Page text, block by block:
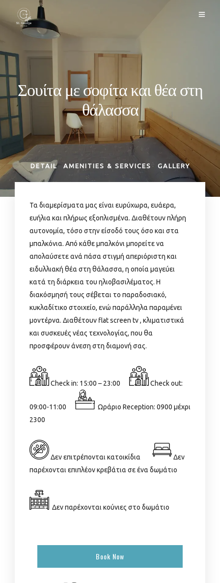
Σουίτα με σοφίτα και θέα στη
θάλασσα
DETAIL AMENITIES & SERVICES GALLERY
Τα διαμερίσματα μας είναι ευρύχωρα, ευάερα,
ευήλια και πλήρως εξοπλισμένα. Διαθέτουν πλήρη
αυτονομία, τόσο στην είσοδό τους όσο και στα
μπαλκόνια. Από κάθε μπαλκόνι μπορείτε να
απολαύσετε ανά πάσα στιγμή απεριόριστη και
ειδυλλιακή θέα στη θάλασσα, η οποία μαγεύει
κατά τη διάρκεια του ηλιοβασιλέματος. Η
διακόσμησή τους σέβεται το παραδοσιακό,
κυκλαδίτικο στοιχείο, ενώ παράλληλα παραμένει
μοντέρνα. Διαθέτουν flat screen tv , κλιματιστικά
και συσκευές νέας τεχνολογίας, που θα
προσφέρουν άνεση στη διαμονή σας.
Check in: 15:00 – 23:00 Check out:
09:00-11:00
Ωράριο Reception: 0900 μέχρι
2300
Δεν επιτρέπονται κατοικίδια
Δεν
παρέχονται επιπλέον κρεβάτια σε ένα δωμάτιο
Δεν παρέχονται κούνιες στο δωμάτιο
Book Now